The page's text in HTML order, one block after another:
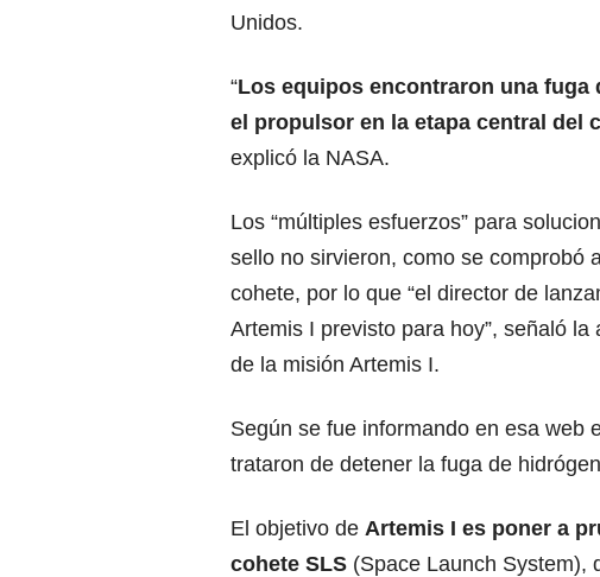
Unidos.
“Los equipos encontraron una
el propulsor en la etapa central del
explicó la NASA.
Los “múltiples esfuerzos” para
sello no sirvieron, como se comprobó
cohete, por lo que “el director de
Artemis I previsto para hoy”, señaló
de la misión Artemis I.
Según se fue informando en esa web
trataron de detener la fuga de
El objetivo de Artemis I es poner a
cohete SLS (Space Launch System),